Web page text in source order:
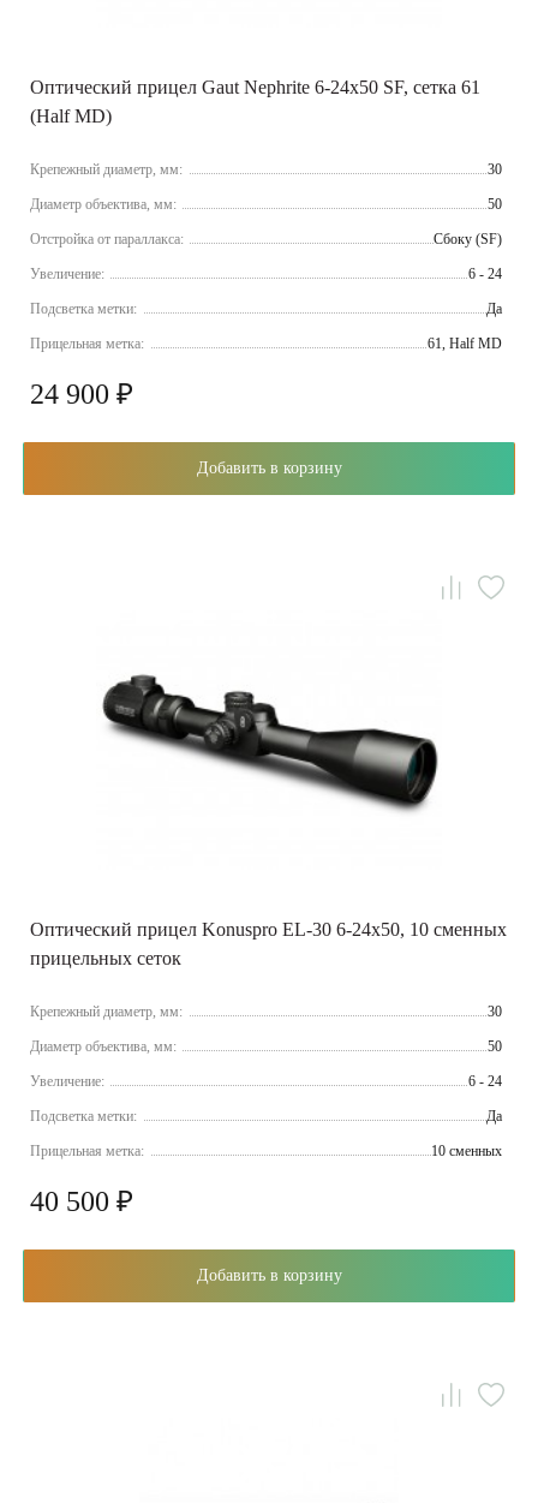
Оптический прицел Gaut Nephrite 6-24x50 SF, сетка 61
(Half MD)
Крепежный диаметр, мм: 30
Диаметр объектива, мм: 50
Отстройка от параллакса: Сбоку (SF)
Увеличение: 6 - 24
Подсветка метки: Да
Прицельная метка: 61, Half MD
24 900 ₽
Добавить в корзину
Оптический прицел Konuspro EL-30 6-24x50, 10 сменных
прицельных сеток
Крепежный диаметр, мм: 30
Диаметр объектива, мм: 50
Увеличение: 6 - 24
Подсветка метки: Да
Прицельная метка: 10 сменных
40 500 ₽
Добавить в корзину